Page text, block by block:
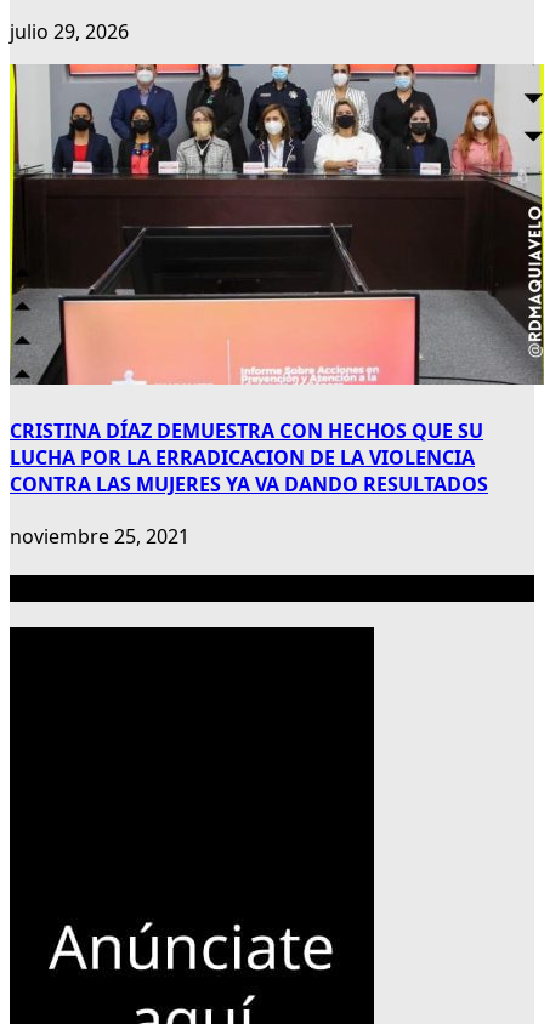
julio 29, 2026
CRISTINA DÍAZ DEMUESTRA CON HECHOS QUE SU
LUCHA POR LA ERRADICACION DE LA VIOLENCIA
CONTRA LAS MUJERES YA VA DANDO RESULTADOS
noviembre 25, 2021